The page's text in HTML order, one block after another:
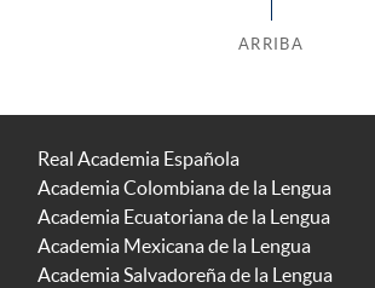
ARRIBA
Real Academia Española
Academia Colombiana de la Lengua
Academia Ecuatoriana de la Lengua
Academia Mexicana de la Lengua
Academia Salvadoreña de la Lengua